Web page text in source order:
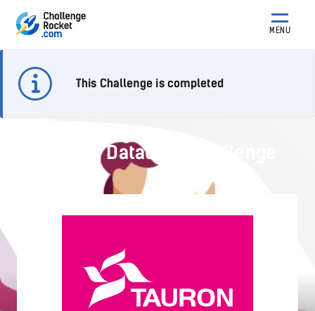
MENU
This Challenge is completed
TAURON Database Challenge